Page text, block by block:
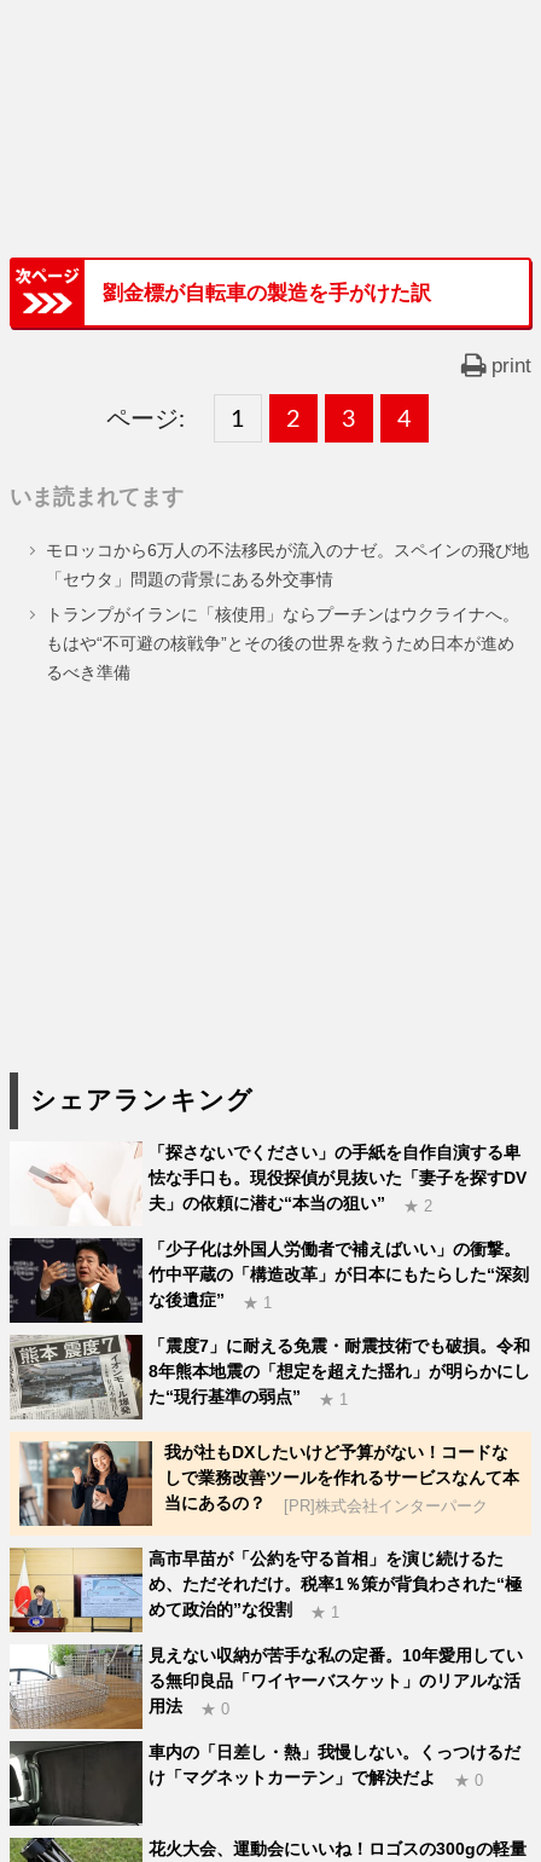
劉金標が自転車の製造を手がけた訳
print
ページ:
固
ー
ジ
1 ,
固
ー
ジ
2 ,
固
ー
ジ
3 ,
固
ー
ジ
4
いま読まれてます
モロッコから6万人の不法移民が流入のナゼ。スペインの飛び地
「セウタ」問題の背景にある外交事情
トランプがイランに「核使用」ならプーチンはウクライナへ。
もはや“不可避の核戦争”とその後の世界を救うため日本が進め
るべき準備
シェアランキング
「探さないでください」の手紙を自作自演する卑
怯な手口も。現役探偵が見抜いた「妻子を探すDV
夫」の依頼に潜む“本当の狙い”
★ 2
「少子化は外国人労働者で補えばいい」の衝撃。
竹中平蔵の「構造改革」が日本にもたらした“深刻
な後遺症”
★ 1
「震度7」に耐える免震・耐震技術でも破損。令和
8年熊本地震の「想定を超えた揺れ」が明らかにし
た“現行基準の弱点”
★ 1
我が社もDXしたいけど予算がない！コードな
しで業務改善ツールを作れるサービスなんて本
当にあるの？
[PR]株式会社インターパーク
高市早苗が「公約を守る首相」を演じ続けるた
め、ただそれだけ。税率1％策が背負わされた“極
めて政治的”な役割
★ 1
見えない収納が苦手な私の定番。10年愛用してい
る無印良品「ワイヤーバスケット」のリアルな活
用法
★ 0
車内の「日差し・熱」我慢しない。くっつけるだ
け「マグネットカーテン」で解決だよ
★ 0
花火大会、運動会にいいね！ロゴスの300gの軽量